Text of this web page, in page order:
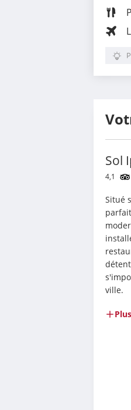
Sol
4,1
Situé
ville.